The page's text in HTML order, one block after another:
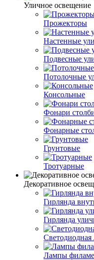
Уличное освещение
Прожекторы
Настенные
Подвесные
Потолочные
Консольные
Фонари
Фонарные
Грунтовые
Тротуарные
Декоративное
Гирлянда
Гирлянда
Светодиодная
Лампы